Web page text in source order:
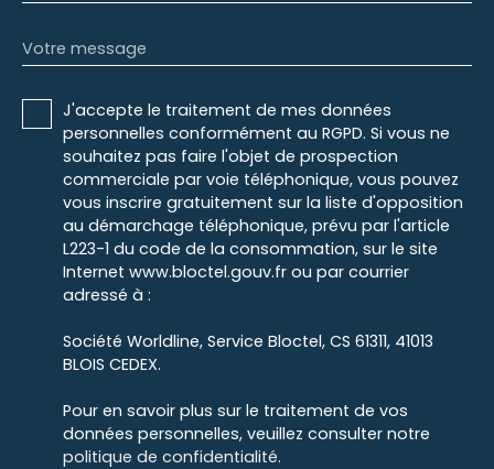
Votre message
J'accepte le traitement de mes données
personnelles conformément au RGPD. Si vous ne
souhaitez pas faire l'objet de prospection
commerciale par voie téléphonique, vous pouvez
vous inscrire gratuitement sur la liste d'opposition
au démarchage téléphonique, prévu par l'article
L223-1 du code de la consommation, sur le site
Internet www.bloctel.gouv.fr ou par courrier
adressé à :
Société Worldline, Service Bloctel, CS 61311, 41013
BLOIS CEDEX.
Pour en savoir plus sur le traitement de vos
données personnelles, veuillez consulter notre
politique de confidentialité.